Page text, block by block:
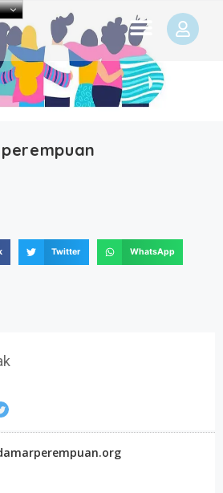
Twitter WhatsApp